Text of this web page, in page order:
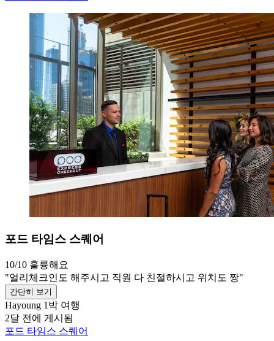
포드 타임스 스퀘어
10/10 훌륭해요
"얼리체크인도 해주시고 직원 다 친절하시고 위치도 짱"
간단히 보기
Hayoung 1박 여행
2달 전에 게시됨
포드 타임스 스퀘어